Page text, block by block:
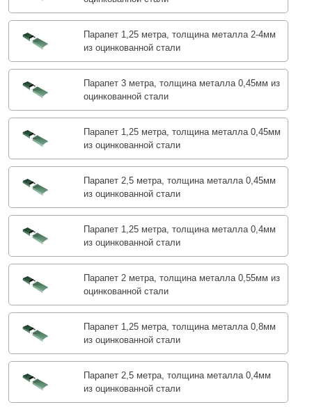
Парапет 1,25 метра, толщина металла 2-4мм
из оцинкованной стали
Парапет 3 метра, толщина металла 0,45мм из
оцинкованной стали
Парапет 1,25 метра, толщина металла 0,45мм
из оцинкованной стали
Парапет 2,5 метра, толщина металла 0,45мм
из оцинкованной стали
Парапет 1,25 метра, толщина металла 0,4мм
из оцинкованной стали
Парапет 2 метра, толщина металла 0,55мм из
оцинкованной стали
Парапет 1,25 метра, толщина металла 0,8мм
из оцинкованной стали
Парапет 2,5 метра, толщина металла 0,4мм
из оцинкованной стали